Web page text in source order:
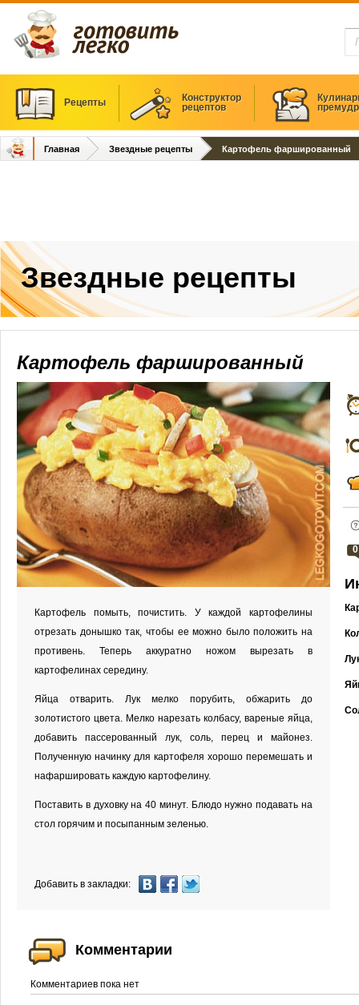
Рецепты
Конструктор
рецептов
Главная Звездные рецепты Картофель фаршированный
Звездные рецепты
Картофель фаршированный
Картофель помыть, почистить. У каждой картофелины
отрезать донышко так, чтобы ее можно было положить на
противень. Теперь аккуратно ножом вырезать в
картофелинах середину.
Яйца отварить. Лук мелко порубить, обжарить до
золотистого цвета. Мелко нарезать колбасу, вареные яйца,
добавить пассерованный лук, соль, перец и майонез.
Полученную начинку для картофеля хорошо перемешать и
нафаршировать каждую картофелину.
Поставить в духовку на 40 минут. Блюдо нужно подавать на
стол горячим и посыпанным зеленью.
Добавить в закладки:
0
Комментарии
Комментариев пока нет